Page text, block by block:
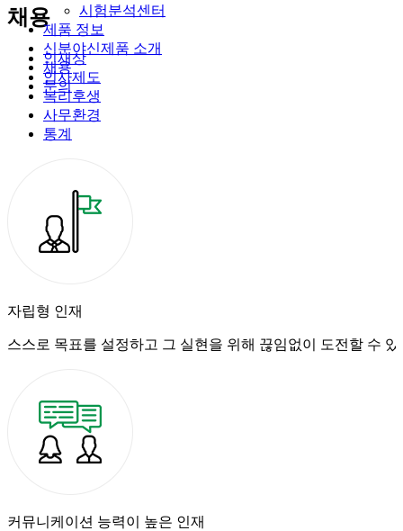
시험분석센터
제품 정보
신분야신제품 소개
채용
문의
채용
인재상
인사제도
복리후생
사무환경
통계
자립형 인재
스스로 목표를 설정하고 그 실현을 위해 끊임없이 도전할 수
커뮤니케이션 능력이 높은 인재